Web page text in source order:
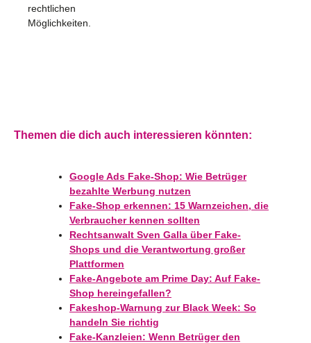
rechtlichen
Möglichkeiten.
Themen die dich auch interessieren könnten:
Google Ads Fake-Shop: Wie Betrüger
bezahlte Werbung nutzen
Fake-Shop erkennen: 15 Warnzeichen, die
Verbraucher kennen sollten
Rechtsanwalt Sven Galla über Fake-
Shops und die Verantwortung großer
Plattformen
Fake-Angebote am Prime Day: Auf Fake-
Shop hereingefallen?
Fakeshop-Warnung zur Black Week: So
handeln Sie richtig
Fake-Kanzleien: Wenn Betrüger den